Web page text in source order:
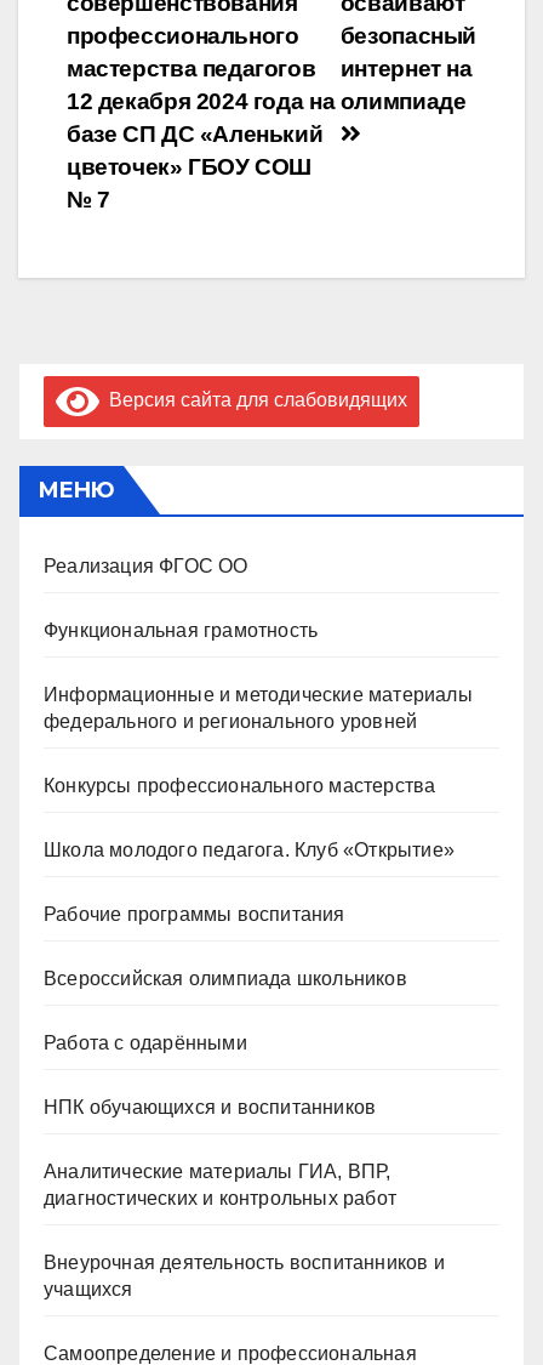
записям
безопасный
интернет на
олимпиаде
профессионального
мастерства педагогов
12 декабря 2024 года на
базе СП ДС «Аленький
цветочек» ГБОУ СОШ
№ 7
Версия сайта для слабовидящих
МЕНЮ
Реализация ФГОС ОО
Функциональная грамотность
Информационные и методические материалы
федерального и регионального уровней
Конкурсы профессионального мастерства
Школа молодого педагога. Клуб «Открытие»
Рабочие программы воспитания
Всероссийская олимпиада школьников
Работа с одарёнными
НПК обучающихся и воспитанников
Аналитические материалы ГИА, ВПР,
диагностических и контрольных работ
Внеурочная деятельность воспитанников и
учащихся
Самоопределение и профессиональная